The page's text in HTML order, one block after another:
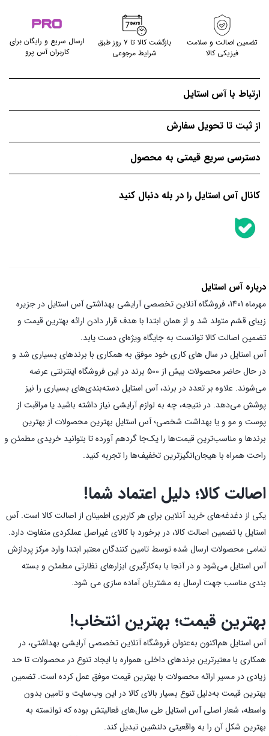
تضمین اصالت و سلامت
فیزیکی کالا
بازگشت کالا تا ۷ روز طبق
شرایط مرجوعی
ارسال سریع و رایگان برای
کاربران آس پرو
ارتباط با آس استایل
از ثبت تا تحویل سفارش
دسترسی سریع قیمتی به محصول
کانال آس استایل را در بله دنبال کنید
درباره آس استایل
مهرماه 1401، فروشگاه آنلاین تخصصی آرایشی بهداشتی آس استایل در جزیره
زیبای قشم متولد شد و از همان ابتدا با هدف قرار دادن ارائه بهترین قیمت و
تضمین اصالت کالا توانست به جایگاه ویژه‌ای دست یابد.
آس استایل در سال های کاری خود موفق به همکاری با برندهای بسیاری شد و
در حال حاضر محصولات بیش از 500 برند در این فروشگاه اینترنتی عرضه
می‌شوند. علاوه بر تعدد در برند، آس استایل دسته‌بندی‌های بسیاری را نیز
پوشش می‌دهد. در نتیجه، چه به لوازم آرایشی نیاز داشته باشید یا مراقبت از
پوست و مو و یا بهداشت شخصی؛ آس استایل بهترین محصولات از بهترین
برندها و مناسب‌ترین قیمت‌ها را یک‌جا گردهم آورده تا بتوانید خریدی مطمئن و
راحت همراه با هیجان‌انگیز‌ترین تخفیف‌ها را تجربه کنید.
اصالت کالا؛ دلیل اعتماد شما!
یکی از دغدغه‌های خرید آنلاین برای هر کاربری اطمینان از اصالت کالا است. آس
استایل با تضمین اصالت کالا، در برخورد با کالای غیراصل عملکردی متفاوت دارد.
تمامی محصولات ارسال شده توسط تامین کنندگان معتبر ابتدا وارد مرکز پردازش
آس استایل می‌شود و در آنجا با به‌کارگیری ابزارهای نظارتی مطمئن و بسته
بندی مناسب جهت ارسال به مشتریان آماده سازی می شود.
بهترین قیمت؛ بهترین انتخاب!
آس استایل هم‌اکنون به‌عنوان فروشگاه آنلاین تخصصی آرایشی بهداشتی، در
همکاری با معتبرترین برندهای داخلی همواره با ایجاد تنوع در محصولات تا حد
زیادی در مسیر ارائه محصولات با بهترین قیمت موفق عمل کرده است. تضمین
بهترین قیمت به‌دلیل تنوع بسیار بالای کالا در این وب‌سایت و تامین بدون
واسطه، شعار اصلی آس استایل طی سال‌های فعالیتش بوده که توانسته به
بهترین شکل آن را به واقعیتی دلنشین تبدیل کند.